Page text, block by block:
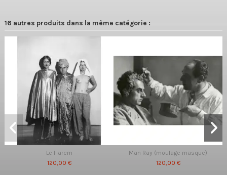
16 autres produits dans la même catégorie :
Le Harem
120,00 €
Man Ray (moulage masque)
120,00 €